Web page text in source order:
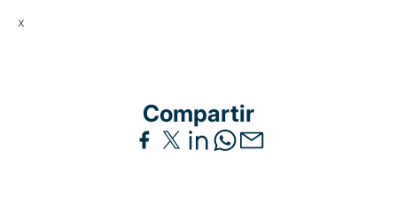
x
Compartir